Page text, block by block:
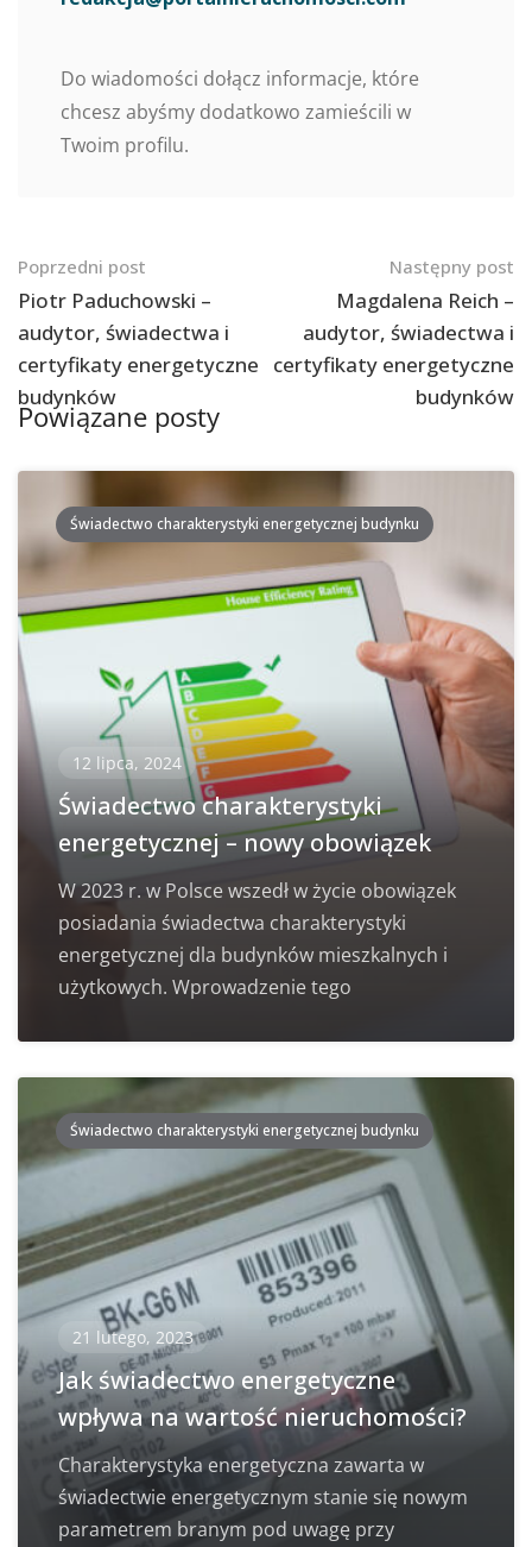
Do wiadomości dołącz informacje, które
chcesz abyśmy dodatkowo zamieścili w
Twoim profilu.
Nawigacja
po
postach
Poprzedni post
Piotr Paduchowski –
audytor, świadectwa i
certyfikaty energetyczne
budynków
Następny post
Magdalena Reich –
audytor, świadectwa i
certyfikaty energetyczne
budynków
Powiązane posty
Świadectwo charakterystyki energetycznej budynku
12 lipca, 2024
Świadectwo charakterystyki
energetycznej – nowy obowiązek
W 2023 r. w Polsce wszedł w życie obowiązek
posiadania świadectwa charakterystyki
energetycznej dla budynków mieszkalnych i
użytkowych. Wprowadzenie tego
Świadectwo charakterystyki energetycznej budynku
21 lutego, 2023
Jak świadectwo energetyczne
wpływa na wartość nieruchomości?
Charakterystyka energetyczna zawarta w
świadectwie energetycznym stanie się nowym
parametrem branym pod uwagę przy